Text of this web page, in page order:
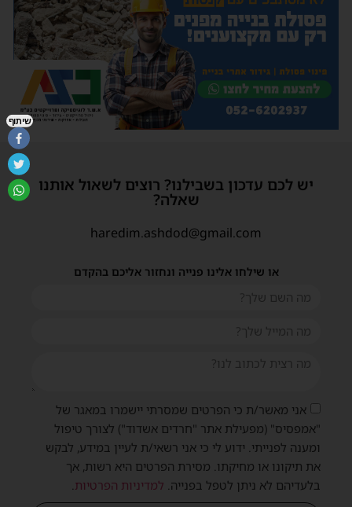
יש לכם עדכון בשבילנו? רוצים לשאול אותנו
שאלה?
haredim.ashdod@gmail.com
או שילחו אלינו פנייה ונחזור אליכם בהקדם
אני מאשר/ת כי הפרטים שמסרתי יישמרו במאגר של
"אמפסיס" (מפעילת אתר "חרדים אשדוד") לצורך טיפול
ומענה לפנייתי. ידוע לי כי אני רשאי/ת לעיין במידע, לבקש
את תיקונו או מחיקתו. מסירת הפרטים היא רשות, אך
בלעדיהם לא ניתן לטפל בפנייה. למדיניות הפרטיות.
שיתוף